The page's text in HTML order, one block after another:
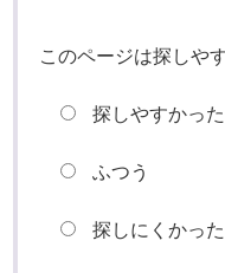
このページは探しや
探しやすかった
ふつう
探しにくかった